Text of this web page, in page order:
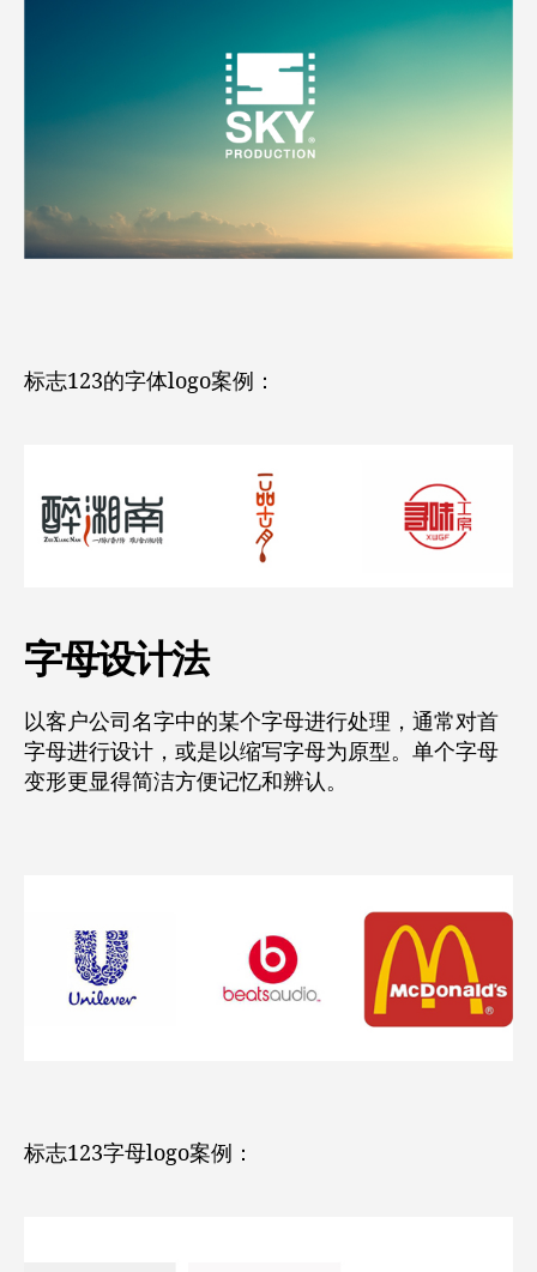
标志123的字体logo案例：
字母设计法
以客户公司名字中的某个字母进行处理，通常对首
字母进行设计，或是以缩写字母为原型。单个字母
变形更显得简洁方便记忆和辨认。
标志123字母logo案例：